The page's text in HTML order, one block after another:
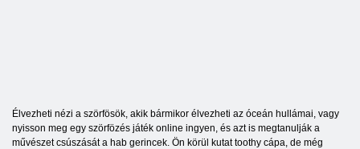
Élvezheti nézi a szörfösök, akik bármikor élvezheti az óceán hullámai, vagy
nyisson meg egy szörfözés játék online ingyen, és azt is megtanulják a
művészet csúszását a hab gerincek. Ön körül kutat toothy cápa, de még